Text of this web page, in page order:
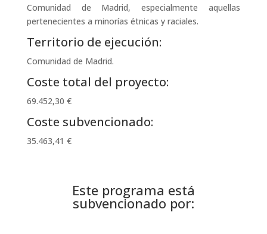
Comunidad de Madrid, especialmente aquellas
pertenecientes a minorías étnicas y raciales.
Territorio de ejecución:
Comunidad de Madrid.
Coste total del proyecto:
69.452,30 €
Coste subvencionado:
35.463,41 €
Este programa está
subvencionado por: